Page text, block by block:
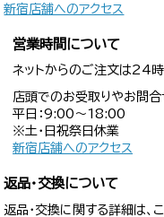
新宿店舗へのアクセス
営業時間について
ネットからのご注文は24時
店頭でのお受取りやお問合
平日：9:00〜18:00
※土・日祝祭日休業
新宿店舗へのアクセス
返品・交換について
返品・交換に関する詳細は、